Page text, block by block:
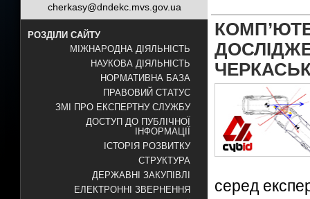
cherkasy@dndekc.mvs.gov.ua
РОЗДІЛИ САЙТУ
МІЖНАРОДНА ДІЯЛЬНІСТЬ
НАУКОВА ДІЯЛЬНІСТЬ
НОРМАТИВНА БАЗА
ПРАВОВИЙ СТАТУС
ЗМІ ПРО ЕКСПЕРТНУ СЛУЖБУ
ДОСТУП ДО ПУБЛІЧНОЇ
ІНФОРМАЦІЇ
ІСТОРІЯ РОЗВИТКУ
СТРУКТУРА
ДЕРЖАВНІ ЗАКУПІВЛІ
ЕЛЕКТРОННІ ЗВЕРНЕННЯ
серед